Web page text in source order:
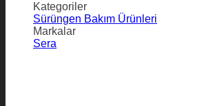
Kategoriler
Sürüngen Bakım Ürünleri
Markalar
Sera